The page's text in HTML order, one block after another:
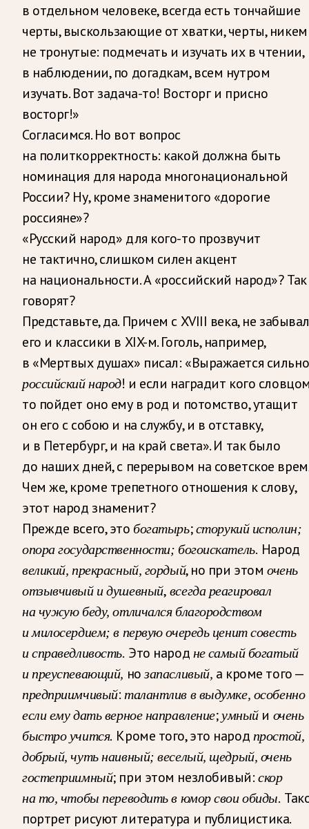
в отдельном человеке, всегда есть тончайшие
черты, выскользающие от хватки, черты, никем
не тронутые: подмечать и изучать их в чтении,
в наблюдении, по догадкам, всем нутром
изучать. Вот задача-то! Восторг и присно
восторг!»
Согласимся. Но вот вопрос
на политкорректность: какой должна быть
номинация для народа многонациональной
России? Ну, кроме знаменитого «дорогие
россияне»?
«Русский народ» для кого-то прозвучит
не тактично, слишком силен акцент
на национальности. А «российский народ»? Так
говорят?
Представьте, да. Причем с XVIII века, не
его и классики в XIX-м. Гоголь, например,
в «Мертвых душах» писал: «Выражается сильно
российский народ! и если наградит кого
то пойдет оно ему в род и потомство, утащит
он его с собою и на службу, и в отставку,
и в Петербург, и на край света». И так было
до наших дней, с перерывом на советское
Чем же, кроме трепетного отношения к слову,
этот народ знаменит?
Прежде всего, этобогатырь;сторукий исполин;
опора государственности; богоискатель. Народ
великий, прекрасный, гордый, но при этом очень
отзывчивый и душевный, всегда реагировал
на чужую беду, отличался благородством
и милосердием; в первую очередь ценит совесть
и справедливость. Это народ не самый богатый
и преуспевающий, нозапасливый, а кроме того —
предприимчивый: талантлив в выдумке, особенно
если ему дать верное направление;умный и очень
быстро учится. Кроме того, это народ простой,
добрый, чуть наивный; веселый, щедрый, очень
гостеприимный; при этом незлобивый:скор
на то, чтобы переводить в юмор свои обиды.
портрет рисуют литература и публицистика.